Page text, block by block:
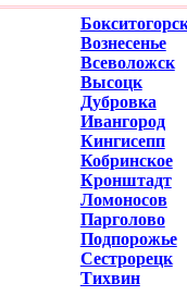
Вознесенье
Всеволожск
Высоцк
Дубровка
Ивангород
Кингисепп
Кобринское
Кронштадт
Ломоносов
Парголово
Подпорожье
Сестрорецк
Тихвин